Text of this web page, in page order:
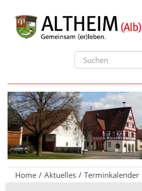
Home Aktuelles Terminkalender